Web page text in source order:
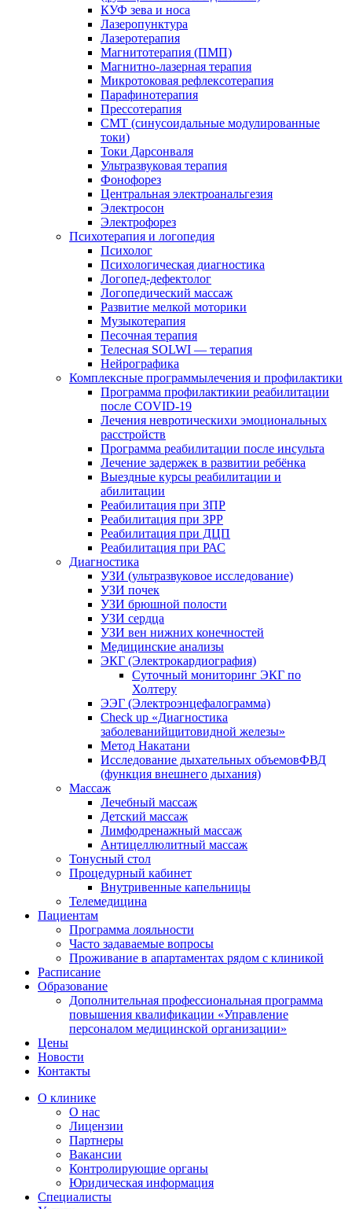
КУФ зева и носа
Лазеропунктура
Лазеротерапия
Магнитотерапия (ПМП)
Магнитно-лазерная терапия
Микротоковая рефлексотерапия
Парафинотерапия
Прессотерапия
СМТ (синусоидальные модулированные
токи)
Токи Дарсонваля
Ультразвуковая терапия
Фонофорез
Центральная электроанальгезия
Электросон
Электрофорез
Психотерапия и логопедия
Психолог
Психологическая диагностика
Логопед-дефектолог
Логопедический массаж
Развитие мелкой моторики
Музыкотерапия
Песочная терапия
Телесная SOLWI — терапия
Нейрографика
Комплексные программылечения и профилактики
Программа профилактикии реабилитации
после COVID-19
Лечения невротическихи эмоциональных
расстройств
Программа реабилитации после инсульта
Лечение задержек в развитии ребёнка
Выездные курсы реабилитации и
абилитации
Реабилитация при ЗПР
Реабилитация при ЗРР
Реабилитация при ДЦП
Реабилитация при РАС
Диагностика
УЗИ (ультразвуковое исследование)
УЗИ почек
УЗИ брюшной полости
УЗИ сердца
УЗИ вен нижних конечностей
Медицинские анализы
ЭКГ (Электрокардиография)
Cуточный мониторинг ЭКГ по
Холтеру
ЭЭГ (Электроэнце­фало­грамма)
Check up «Диагностика
заболеванийщитовидной железы»
Метод Накатани
Исследование дыхательных объемовФВД
(функция внешнего дыхания)
Массаж
Лечебный массаж
Детский массаж
Лимфодренажный массаж
Антицеллюлитный массаж
Тонусный стол
Процедурный кабинет
Внутривенные капельницы
Телемедицина
Пациентам
Программа лояльности
Часто задаваемые вопросы
Проживание в апартаментах рядом с клиникой
Расписание
Образование
Дополнительная профессиональная программа
повышения квалификации «Управление
персоналом медицинской организации»
Цены
Новости
Контакты
О клинике
О нас
Лицензии
Партнеры
Вакансии
Контролирующие органы
Юридическая информация
Специалисты